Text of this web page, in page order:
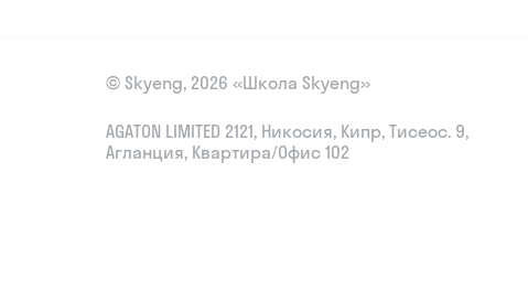
© Skyeng, 2026 «Школа Skyeng»
AGATON LIMITED 2121, Никосия, Кипр, Тисеос. 9,
Агланция, Квартира/Офис 102